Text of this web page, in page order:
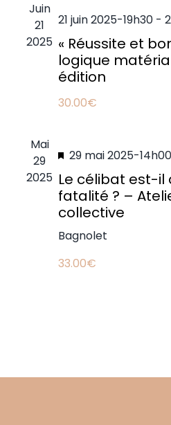
Juin
21
2025
21 juin 2025-19h30 -
« Réussite et
logique
édition
30.00€
Mai
29
2025
Mis
en
avant
29 mai 2025-14h00
Le célibat est-il
fatalité ? –
collective
Bagnolet
33.00€